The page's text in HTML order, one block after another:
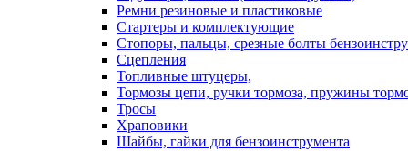
Ремни резиновые и пластиковые
Стартеры и комплектующие
Стопоры, пальцы, срезные болты
Сцепления
Топливные штуцеры,
Тормозы цепи, ручки тормоза, пружины
Тросы
Храповики
Шайбы, гайки для бензоинструмента